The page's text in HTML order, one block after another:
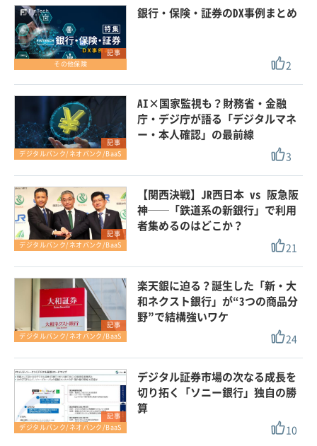
記事
その他保険
銀行・保険・証券のDX事例まとめ
2
記事
デジタルバンク/ネオバンク/BaaS
AI×国家監視も？財務省・金融
庁・デジ庁が語る「デジタルマネ
ー・本人確認」の最前線
3
記事
デジタルバンク/ネオバンク/BaaS
【関西決戦】JR西日本 vs 阪急阪
神──「鉄道系の新銀行」で利用
者集めるのはどこか？
21
記事
デジタルバンク/ネオバンク/BaaS
楽天銀に迫る？誕生した「新・大
和ネクスト銀行」が“3つの商品分
野”で結構強いワケ
24
記事
デジタルバンク/ネオバンク/BaaS
デジタル証券市場の次なる成長を
切り拓く「ソニー銀行」独自の勝
算
10